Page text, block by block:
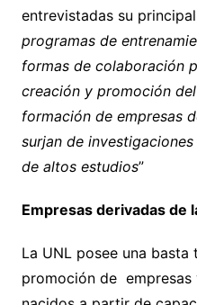
entrevistadas su
programas de
formas de colaboración
creación y promoción
formación de empresas
surjan de
de altos estudios”
Empresas derivadas de
La UNL posee una
promoción de empresas